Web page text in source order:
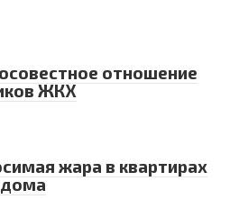
отношение
ЖКХ
жара в квартирах